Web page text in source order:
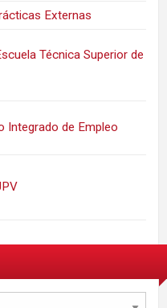
Externas
Técnica Superior de
Integrado de Empleo